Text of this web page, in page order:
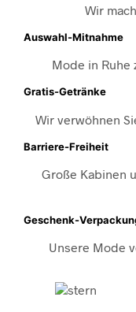
Wir
Auswahl-Mitnahme
Mode in Ruhe
Gratis-Getränke
Wir verwöhnen
Barriere-Freiheit
Große Kabinen
Geschenk-
Unsere Mode